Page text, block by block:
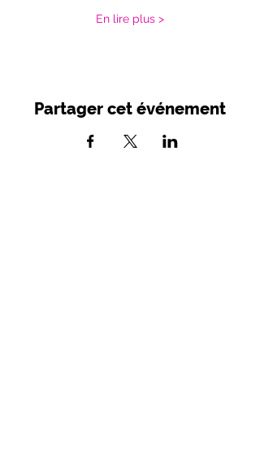
En lire plus >
Partager cet événement